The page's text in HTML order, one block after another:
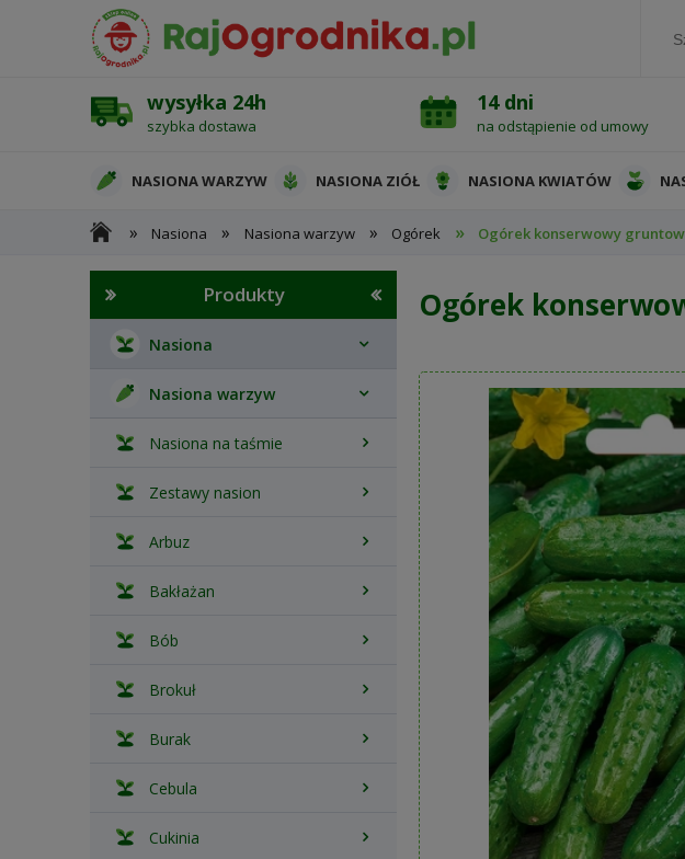
wysyłka 24h
szybka dostawa
14 dni
na odstąpienie od umowy
NASIONA WARZYW NASIONA ZIÓŁ NASIONA KWIATÓW
OCHRONA ROŚLIN
» Nasiona » Nasiona warzyw » Ogórek » Ogórek konserwowy
Produkty
Nasiona
Nasiona warzyw
Nasiona na taśmie
Zestawy nasion
Arbuz
Bakłażan
Bób
Brokuł
Burak
Cebula
Cukinia
Ogórek